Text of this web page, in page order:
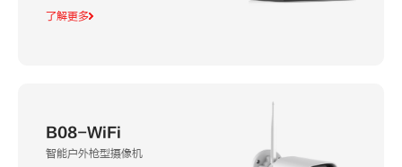
了解更多
B08-WiFi
智能户外枪型摄像机